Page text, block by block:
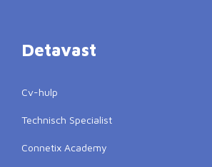
Detavast
Cv-hulp
Technisch Specialist
Connetix Academy